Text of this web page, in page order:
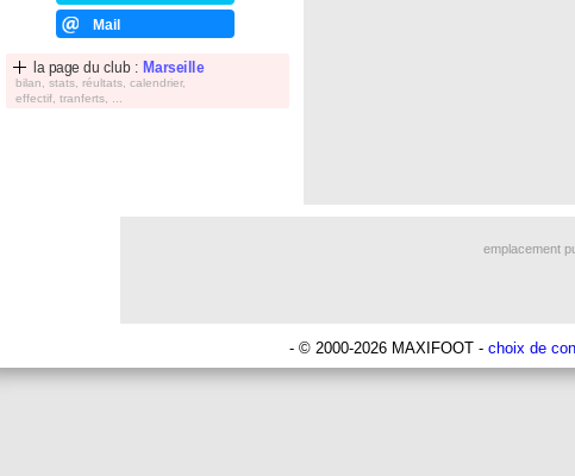
Mail
la page du club : Marseille
bilan, stats, réultats, calendrier,
effectif, tranferts, ...
emplacement
- © 2000-2026 MAXIFOOT - choix de